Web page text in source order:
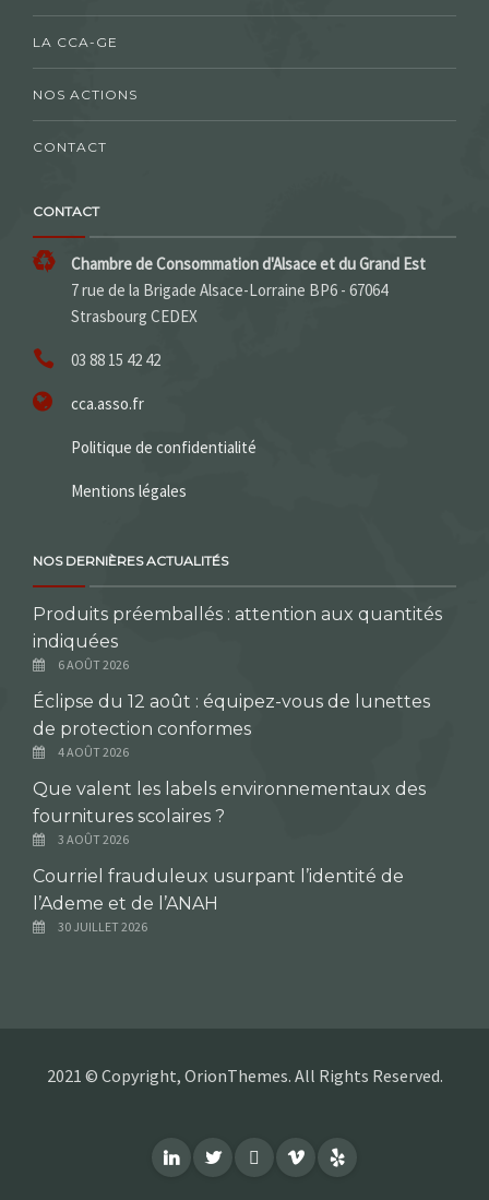
LA CCA-GE
NOS ACTIONS
CONTACT
CONTACT
Chambre de Consommation d'Alsace et du Grand Est
7 rue de la Brigade Alsace-Lorraine BP6 - 67064
Strasbourg CEDEX
03 88 15 42 42
cca.asso.fr
Politique de confidentialité
Mentions légales
NOS DERNIÈRES ACTUALITÉS
Produits préemballés : attention aux quantités
indiquées
6 AOÛT 2026
Éclipse du 12 août : équipez-vous de lunettes
de protection conformes
4 AOÛT 2026
Que valent les labels environnementaux des
fournitures scolaires ?
3 AOÛT 2026
Courriel frauduleux usurpant l’identité de
l’Ademe et de l’ANAH
30 JUILLET 2026
2021 © Copyright, OrionThemes. All Rights Reserved.